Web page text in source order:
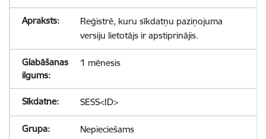
Reģistrē, kuru sīkdatņu paziņojuma
versiju lietotājs ir apstiprinājis.
1 mēnesis
SESS<ID>
Nepieciešams